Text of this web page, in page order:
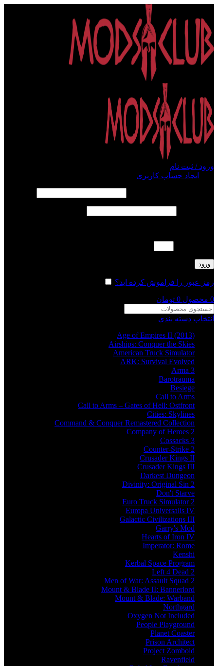
ورود / ثبت نام
ایجاد حساب کاربری
ورود
رمز عبور را فراموش کرده اید؟
0 محصول 0 تومان
انتخاب دسته بندی
Age of Empires II (2013)
Airships: Conquer the Skies
American Truck Simulator
ARK: Survival Evolved
Arma 3
Barotrauma
Besiege
Call to Arms
Call to Arms – Gates of Hell: Ostfront
Cities: Skylines
Command & Conquer Remastered Collection
Company of Heroes 2
Cossacks 3
Counter-Strike 2
Crusader Kings II
Crusader Kings III
Darkest Dungeon
Divinity: Original Sin 2
Don't Starve
Euro Truck Simulator 2
Europa Universalis IV
Galactic Civilizations III
Garry's Mod
Hearts of Iron IV
Imperator: Rome
Kenshi
Kerbal Space Program
Left 4 Dead 2
Men of War: Assault Squad 2
Mount & Blade II: Bannerlord
Mount & Blade: Warband
Northgard
Oxygen Not Included
People Playground
Planet Coaster
Prison Architect
Project Zomboid
Ravenfield